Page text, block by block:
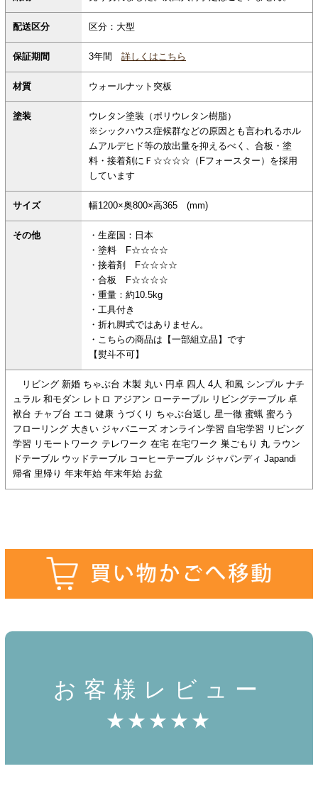
配送区分 区分：大型
保証期間 3年間 詳しくはこちら
材質 ウォールナット突板
塗装
ウレタン塗装（ポリウレタン樹脂）
※シックハウス症候群などの原因とも言われるホル
ムアルデヒド等の放出量を抑えるべく、合板・塗
料・接着剤にＦ☆☆☆☆（Fフォースター）を採用
しています
サイズ 幅1200×奥800×高365 (mm)
その他
・生産国：日本
・塗料 F☆☆☆☆
・接着剤 F☆☆☆☆
・合板 F☆☆☆☆
・重量：約10.5kg
・工具付き
・折れ脚式ではありません。
・こちらの商品は【一部組立品】です
【熨斗不可】
リビング 新婚 ちゃぶ台 木製 丸い 円卓 四人 4人 和風 シンプル ナチ
ュラル 和モダン レトロ アジアン ローテーブル リビングテーブル 卓
袱台 チャブ台 エコ 健康 うづくり ちゃぶ台返し 星一徹 蜜蝋 蜜ろう
フローリング 大きい ジャパニーズ オンライン学習 自宅学習 リビング
学習 リモートワーク テレワーク 在宅 在宅ワーク 巣ごもり 丸 ラウン
ドテーブル ウッドテーブル コーヒーテーブル ジャパンディ Japandi
帰省 里帰り 年末年始 年末年始 お盆
お客様レビュー
★★★★★